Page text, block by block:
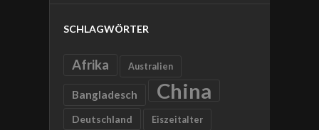
SCHLAGWÖRTER
Afrika Australien
Bangladesch China
Deutschland Eiszeitalter